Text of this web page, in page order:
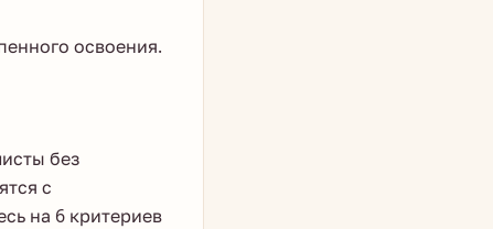
освоения.
без
с
на 6 критериев